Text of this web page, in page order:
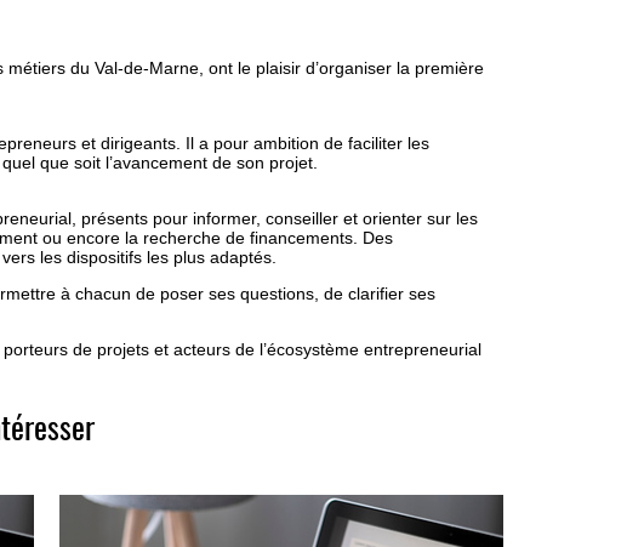
du Val-de-Marne, ont le plaisir d’organiser la première
et dirigeants. Il a pour ambition de faciliter les
que soit l’avancement de son projet.
présents pour informer, conseiller et orienter sur les
ou encore la recherche de financements. Des
les dispositifs les plus adaptés.
à chacun de poser ses questions, de clarifier ses
de projets et acteurs de l’écosystème entrepreneurial